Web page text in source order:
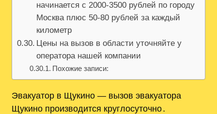
начинается с 2000-3500 рублей по городу
Москва плюс 50-80 рублей за каждый
километр
Цены на вызов в области уточняйте у
оператора нашей компании
Похожие записи:
Эвакуатор в Щукино — вызов эвакуатора
Щукино производится круглосуточно․